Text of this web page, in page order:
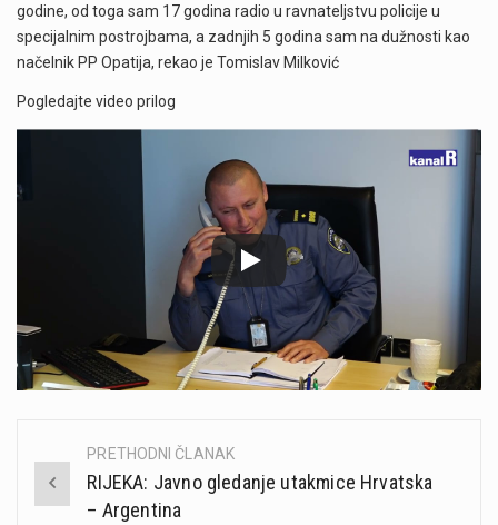
godine, od toga sam 17 godina radio u ravnateljstvu policije u
specijalnim postrojbama, a zadnjih 5 godina sam na dužnosti kao
načelnik PP Opatija, rekao je Tomislav Milković
Pogledajte video prilog
Post
navigation
PRETHODNI ČLANAK
RIJEKA: Javno gledanje utakmice Hrvatska
– Argentina